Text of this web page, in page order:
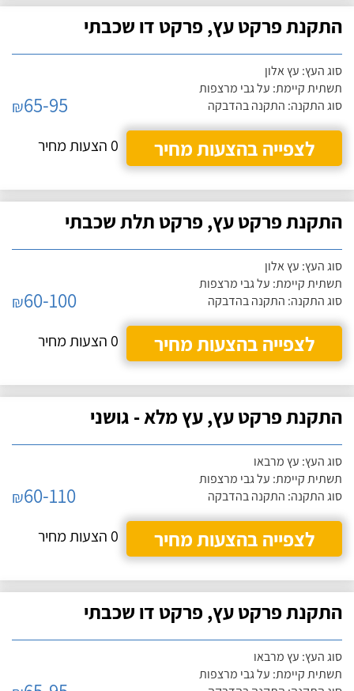
התקנת פרקט עץ, פרקט דו שכבתי
סוג העץ: עץ אלון
תשתית קיימת: על גבי מרצפות
סוג התקנה: התקנה בהדבקה
₪65-95
לצפייה בהצעות מחיר
0 הצעות מחיר
התקנת פרקט עץ, פרקט תלת שכבתי
סוג העץ: עץ אלון
תשתית קיימת: על גבי מרצפות
סוג התקנה: התקנה בהדבקה
₪60-100
לצפייה בהצעות מחיר
0 הצעות מחיר
התקנת פרקט עץ, עץ מלא - גושני
סוג העץ: עץ מרבאו
תשתית קיימת: על גבי מרצפות
סוג התקנה: התקנה בהדבקה
₪60-110
לצפייה בהצעות מחיר
0 הצעות מחיר
התקנת פרקט עץ, פרקט דו שכבתי
סוג העץ: עץ מרבאו
תשתית קיימת: על גבי מרצפות